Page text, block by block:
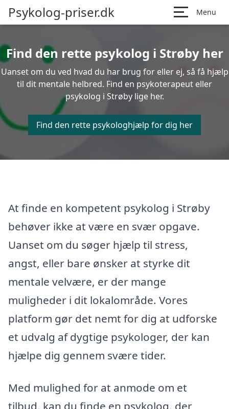
Psykolog-priser.dk Menu
Find den rette psykolog i Strøby her
Uanset om du ved hvad du har brug for eller ej, så få hjælp
til dit mentale helbred. Find en psykoterapeut eller
psykolog i Strøby lige her.
Find den rette psykologhjælp for dig her
At finde en kompetent psykolog i Strøby
behøver ikke at være en svær opgave.
Uanset om du søger hjælp til stress,
angst, eller bare ønsker at styrke dit
mentale velvære, er der mange
muligheder i dit lokalområde. Vores
platform gør det nemt for dig at udforske
et udvalg af dygtige psykologer, der kan
hjælpe dig gennem svære tider.
Med mulighed for at anmode om et